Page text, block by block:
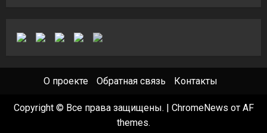
О проекте Обратная связь Контакты
Copyright © Все права защищены. ChromeNews от AF
themes.